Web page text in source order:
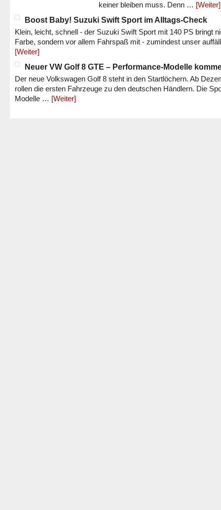
keiner bleiben muss. Denn … [Weiter]
Boost Baby! Suzuki Swift Sport im Alltags-Check
Klein, leicht, schnell - der Suzuki Swift Sport mit 140 PS bringt
Farbe, sondern vor allem Fahrspaß mit - zumindest unser
[Weiter]
Neuer VW Golf 8 GTE – Performance-Modelle
Der neue Volkswagen Golf 8 steht in den Startlöchern. Ab
rollen die ersten Fahrzeuge zu den deutschen Händlern. Die
Modelle … [Weiter]